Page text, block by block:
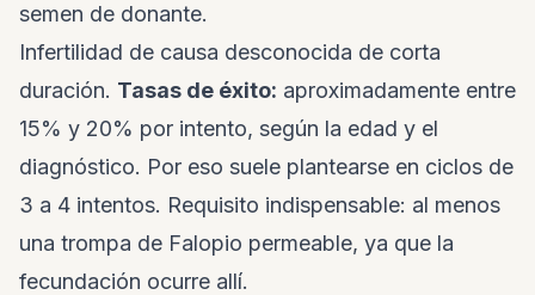
semen de donante.
Infertilidad de causa desconocida de corta
duración. Tasas de éxito: aproximadamente entre
15% y 20% por intento, según la edad y el
diagnóstico. Por eso suele plantearse en ciclos de
3 a 4 intentos. Requisito indispensable: al menos
una trompa de Falopio permeable, ya que la
fecundación ocurre allí.